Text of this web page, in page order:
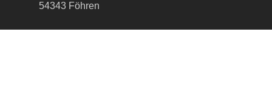
54343 Föhren